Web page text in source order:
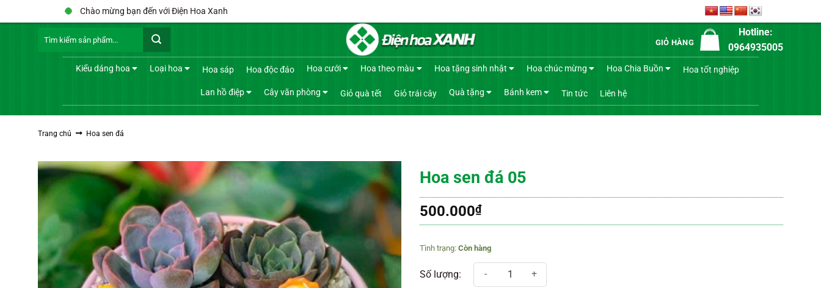
qua
Chào mừng bạn đến với Điện Hoa Xanh
kiếm:
GIỎ HÀNG
Hotline:
0964935005
Kiểu dáng hoa Loại hoa Hoa sáp Hoa độc đáo Hoa cưới Hoa theo màu Hoa tặng sinh nhật Hoa chúc mừng Hoa Chia Buồn Hoa tốt nghiệp
Lan hồ điệp Cây văn phòng Giỏ quà tết Giỏ trái cây Quà tặng Bánh kem Tin tức Liên hệ
Trang chủ Hoa sen đá
Hoa sen đá 05
500.000₫
Còn hàng
Hoa sen đá 05 số lượng